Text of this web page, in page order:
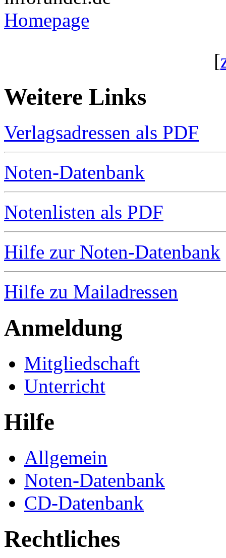
Homepage
[
Weitere Links
Verlagsadressen als PDF
Noten-Datenbank
Notenlisten als PDF
Hilfe zur Noten-Datenbank
Hilfe zu Mailadressen
Anmeldung
Mitgliedschaft
Unterricht
Hilfe
Allgemein
Noten-Datenbank
CD-Datenbank
Rechtliches